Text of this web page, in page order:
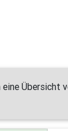
Übersicht